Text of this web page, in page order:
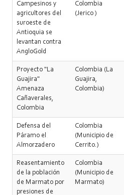
Campesinos y
agricultores del
suroeste de
Antioquia se
levantan contra
AngloGold
Colombia
(Jerico )
Proyecto "La
Guajira"
Amenaza
Cañaverales,
Colombia
Colombia (La
Guajira,
Colombia)
Defensa del
Páramo el
Almorzadero
Colombia
(Municipio de
Cerrito.)
Reasentamiento
de la población
de Marmato por
presiones de
Colombia
(Municipio de
Marmato)